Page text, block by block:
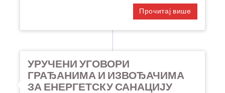
Прочитај више
УРУЧЕНИ УГОВОРИ
ГРАЂАНИМА И ИЗВОЂАЧИМА
ЗА ЕНЕРГЕТСКУ САНАЦИЈУ